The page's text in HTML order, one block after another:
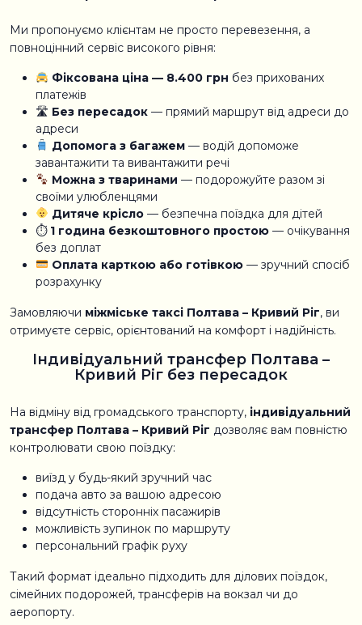
Ми пропонуємо клієнтам не просто перевезення, а
повноцінний сервіс високого рівня:
Фіксована ціна — 8.400 грн без прихованих
платежів
🛣 Без пересадок — прямий маршрут від адреси до
адреси
Допомога з багажем— водій допоможе
завантажити та вивантажити речі
Можна з тваринами — подорожуйте разом зі
своїми улюбленцями
Дитяче крісло— безпечна поїздка для дітей
⏱ 1 година безкоштовного простою — очікування
без доплат
Оплата карткою або готівкою— зручний спосіб
розрахунку
Замовляючи міжміське таксі Полтава – Кривий Ріг, ви
отримуєте сервіс, орієнтований на комфорт і надійність.
Індивідуальний трансфер Полтава –
Кривий Ріг без пересадок
На відміну від громадського транспорту, індивідуальний
трансфер Полтава – Кривий Ріг дозволяє вам повністю
контролювати свою поїздку:
виїзд у будь-який зручний час
подача авто за вашою адресою
відсутність сторонніх пасажирів
можливість зупинок по маршруту
персональний графік руху
Такий формат ідеально підходить для ділових поїздок,
сімейних подорожей, трансферів на вокзал чи до
аеропорту.